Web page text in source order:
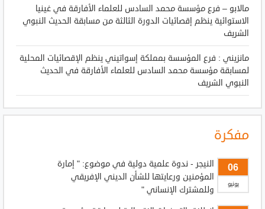
مالابو – فرع مؤسسة محمد السادس للعلماء الأفارقة في غينيا
الاستوائية ينظم إقصائيات الدورة الثالثة من مسابقة الحديث النبوي
الشريف
مانزيني : فرع المؤسسة بمملكة إسواتيني ينظم الإقصائيات المحلية
لمسابقة مؤسسة محمد السادس للعلماء الأفارقة في الحديث
النبوي الشريف
مفكرة
06
يونيو
النيجر - ندوة علمية دولية في موضوع: " إمارة
المؤمنين ورعايتها للشأن الديني الإفريقي
وللمشترك الإنساني "